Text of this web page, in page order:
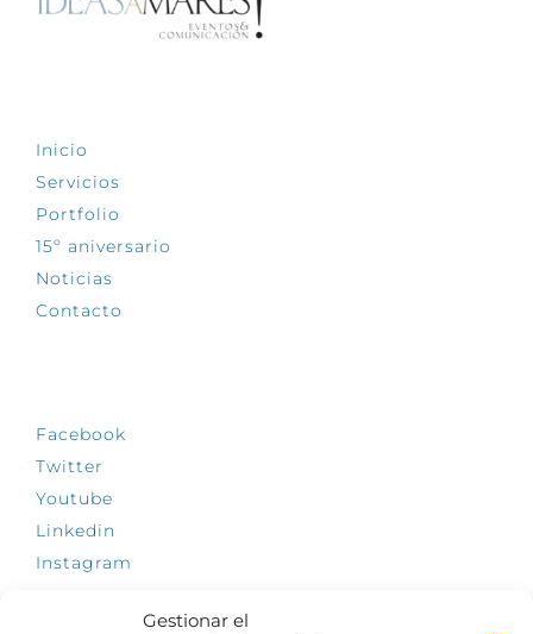
Gestionar el
Inicio
Servicios
Portfolio
15º aniversario
Noticias
Contacto
Facebook
Twitter
Youtube
Linkedin
Instagram